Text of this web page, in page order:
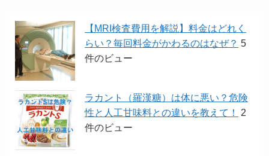
【MRI検査費用を解説】料金はどれく
らい？毎回料金がかわるのはなぜ？ 5
件のビュー
ラカント（羅漢糖）は体に悪い？危険
性と人工甘味料との違いを教えて！
2
件のビュー